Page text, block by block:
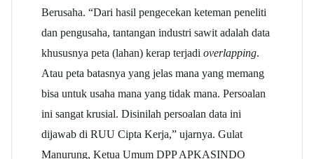
Berusaha. “Dari hasil pengecekan keteman peneliti
dan pengusaha, tantangan industri sawit adalah data
khususnya peta (lahan) kerap terjadi overlapping.
Atau peta batasnya yang jelas mana yang memang
bisa untuk usaha mana yang tidak mana. Persoalan
ini sangat krusial. Disinilah persoalan data ini
dijawab di RUU Cipta Kerja,” ujarnya. Gulat
Manurung, Ketua Umum DPP APKASINDO